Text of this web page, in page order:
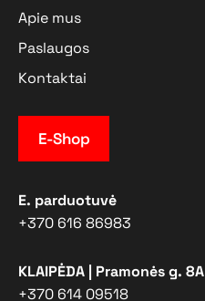
Apie mus
Paslaugos
Kontaktai
E-Shop
E. parduotuvė
+370 616 86983
KLAIPĖDA | Pramonės g. 8A
+370 614 09518